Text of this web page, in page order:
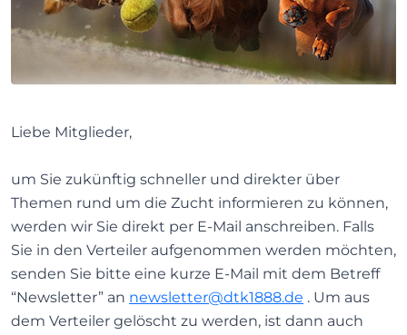
Liebe Mitglieder,
um Sie zukünftig schneller und direkter über
Themen rund um die Zucht informieren zu können,
werden wir Sie direkt per E-Mail anschreiben. Falls
Sie in den Verteiler aufgenommen werden möchten,
senden Sie bitte eine kurze E-Mail mit dem Betreff
“Newsletter” an newsletter@dtk1888.de . Um aus
dem Verteiler gelöscht zu werden, ist dann auch